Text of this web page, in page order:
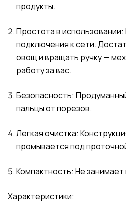
продукты.
Простота в
подключения к сети.
овощ и вращать ручку —
работу за вас.
Безопасность:
пальцы от порезов.
Легкая очистка:
промывается под
Компактность: Не занимает
Характеристики: